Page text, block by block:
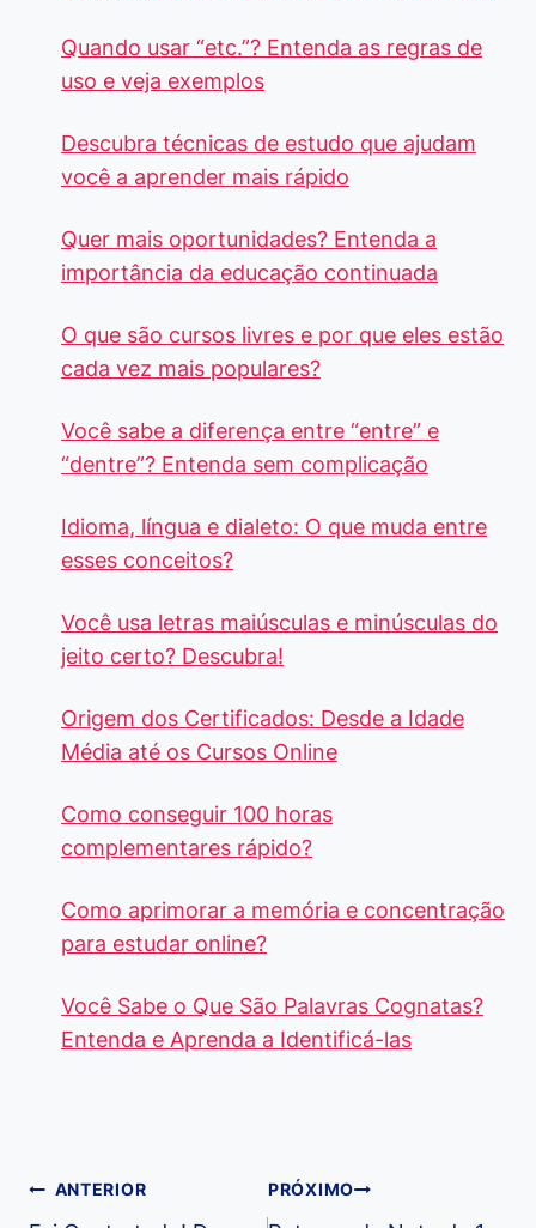
Quando usar “etc.”? Entenda as regras de
uso e veja exemplos
Descubra técnicas de estudo que ajudam
você a aprender mais rápido
Quer mais oportunidades? Entenda a
importância da educação continuada
O que são cursos livres e por que eles estão
cada vez mais populares?
Você sabe a diferença entre “entre” e
“dentre”? Entenda sem complicação
Idioma, língua e dialeto: O que muda entre
esses conceitos?
Você usa letras maiúsculas e minúsculas do
jeito certo? Descubra!
Origem dos Certificados: Desde a Idade
Média até os Cursos Online
Como conseguir 100 horas
complementares rápido?
Como aprimorar a memória e concentração
para estudar online?
Você Sabe o Que São Palavras Cognatas?
Entenda e Aprenda a Identificá-las
Navegação
ANTERIOR PRÓXIMO